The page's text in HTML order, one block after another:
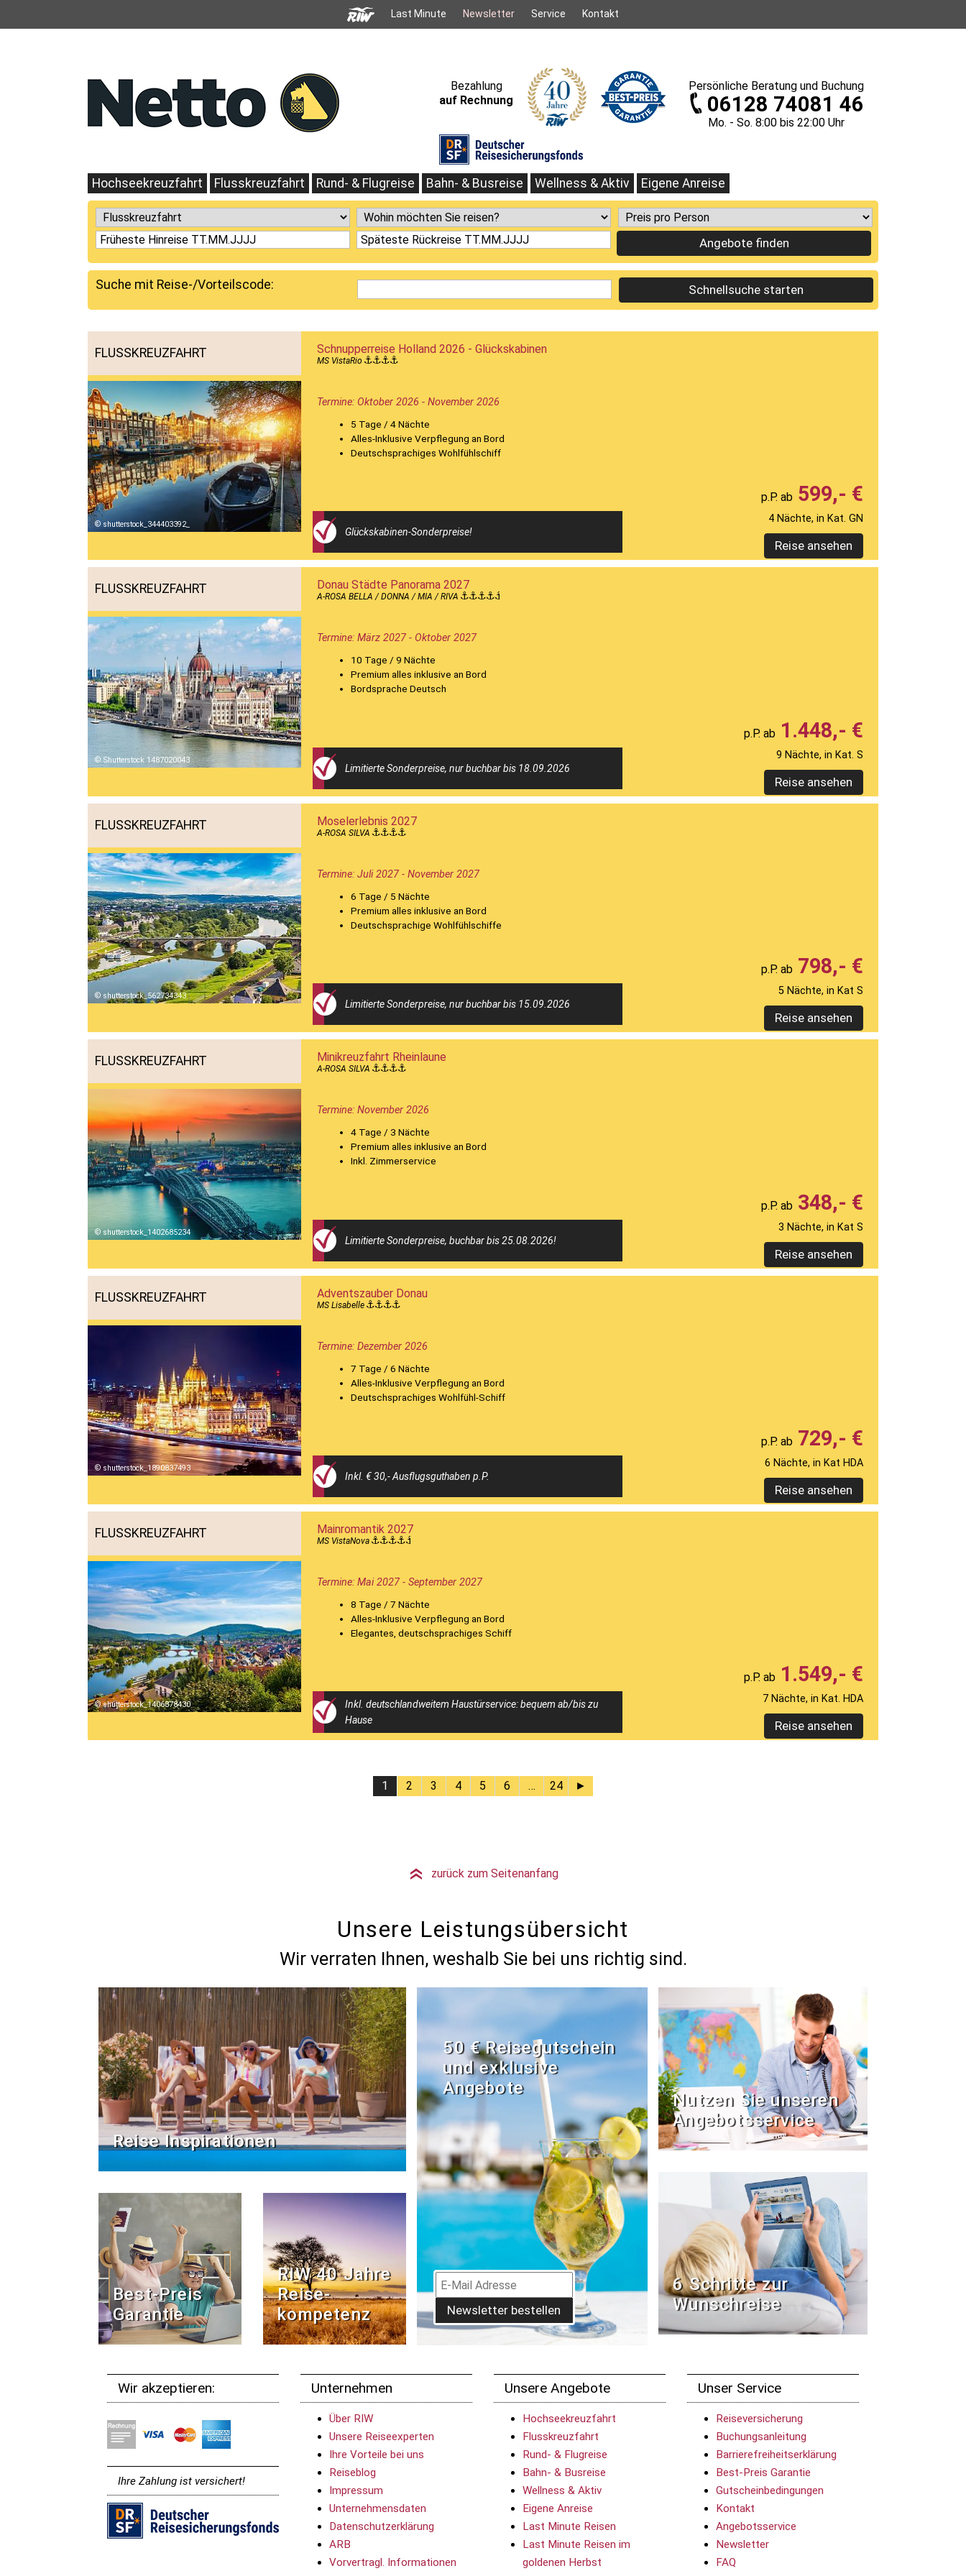
Last Minute Newsletter Service Kontakt
Persönliche Beratung und Buchung
06128 74081 46
Mo. - So. 8:00 bis 22:00 Uhr
Bezahlung
auf Rechnung
Hochseekreuzfahrt Flusskreuzfahrt Rund- & Flugreise Bahn- & Busreise Wellness & Aktiv Eigene Anreise
Angebote finden
Suche mit Reise-/Vorteilscode: Schnellsuche starten
FLUSSKREUZFAHRT
shutterstock_344403392_
Schnupperreise Holland 2026 - Glückskabinen
MS VistaRio
Termine: Oktober 2026 - November 2026
5 Tage / 4 Nächte
Alles-Inklusive Verpflegung an Bord
Deutschsprachiges Wohlfühlschiff
Glückskabinen-Sonderpreise!
599,- €
4 Nächte, in Kat. GN
Reise ansehen
FLUSSKREUZFAHRT
Shutterstock 1487020043
Donau Städte Panorama 2027
A-ROSA BELLA / DONNA / MIA / RIVA
Termine: März 2027 - Oktober 2027
10 Tage / 9 Nächte
Premium alles inklusive an Bord
Bordsprache Deutsch
Limitierte Sonderpreise, nur buchbar bis 18.09.2026
1.448,- €
9 Nächte, in Kat. S
Reise ansehen
FLUSSKREUZFAHRT
shutterstock_562734343
Moselerlebnis 2027
A-ROSA SILVA
Termine: Juli 2027 - November 2027
6 Tage / 5 Nächte
Premium alles inklusive an Bord
Deutschsprachige Wohlfühlschiffe
Limitierte Sonderpreise, nur buchbar bis 15.09.2026
798,- €
5 Nächte, in Kat S
Reise ansehen
FLUSSKREUZFAHRT
shutterstock_1402685234
Minikreuzfahrt Rheinlaune
A-ROSA SILVA
Termine: November 2026
4 Tage / 3 Nächte
Premium alles inklusive an Bord
Inkl. Zimmerservice
Limitierte Sonderpreise, buchbar bis 25.08.2026!
348,- €
3 Nächte, in Kat S
Reise ansehen
FLUSSKREUZFAHRT
shutterstock_1890837493
Adventszauber Donau
MS Lisabelle
Termine: Dezember 2026
7 Tage / 6 Nächte
Alles-Inklusive Verpflegung an Bord
Deutschsprachiges Wohlfühl-Schiff
Inkl. € 30,- Ausflugsguthaben p.P.
729,- €
6 Nächte, in Kat HDA
Reise ansehen
FLUSSKREUZFAHRT
shutterstock_1406878430
Mainromantik 2027
MS VistaNova
Termine: Mai 2027 - September 2027
8 Tage / 7 Nächte
Alles-Inklusive Verpflegung an Bord
Elegantes, deutschsprachiges Schiff
Inkl. deutschlandweitem Haustürservice: bequem ab/bis zu
Hause
1.549,- €
7 Nächte, in Kat. HDA
Reise ansehen
1 2 3 4 5 6 … 24 ►
» zurück zum Seitenanfang
Unsere Leistungsübersicht
Wir verraten Ihnen, weshalb Sie bei uns richtig sind.
Reise Inspirationen
Best-Preis
Garantie
RIW 40 Jahre
Reise­
kompetenz
50 € Reisegutschein
und exklusive
Angebote
Newsletter bestellen
Nutzen Sie unseren
Angebotsservice
6 Schritte zur
Wunschreise
Wir akzeptieren:
Ihre Zahlung ist versichert!
Unternehmen
Über RIW
Unsere Reiseexperten
Ihre Vorteile bei uns
Reiseblog
Impressum
Unternehmensdaten
Datenschutzerklärung
ARB
Vorvertragl. Informationen
Unsere Angebote
Hochseekreuzfahrt
Flusskreuzfahrt
Rund- & Flugreise
Bahn- & Busreise
Wellness & Aktiv
Eigene Anreise
Last Minute Reisen
Last Minute Reisen im
goldenen Herbst
Unser Service
Reiseversicherung
Buchungsanleitung
Barrierefreiheitserklärung
Best-Preis Garantie
Gutscheinbedingungen
Kontakt
Angebotsservice
Newsletter
FAQ